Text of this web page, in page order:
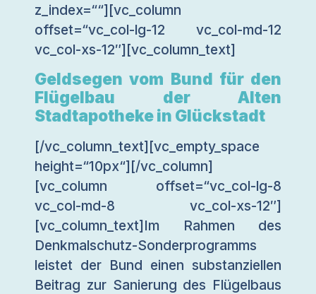
z_index=““][vc_column
offset=“vc_col-lg-12 vc_col-md-12
vc_col-xs-12″][vc_column_text]
Geldsegen vom Bund für den
Flügelbau der Alten
Stadtapotheke in Glückstadt
[/vc_column_text][vc_empty_space
height=“10px“][/vc_column]
[vc_column offset=“vc_col-lg-8
vc_col-md-8 vc_col-xs-12″]
[vc_column_text]Im Rahmen des
Denkmalschutz-Sonderprogramms
leistet der Bund einen substanziellen
Beitrag zur Sanierung des Flügelbaus